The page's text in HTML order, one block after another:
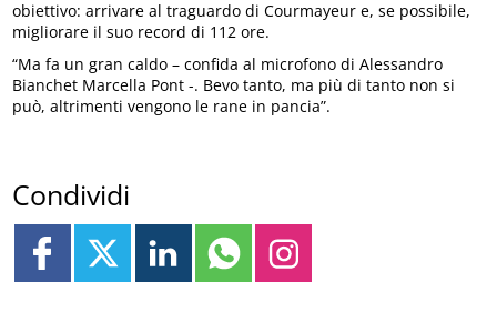
obiettivo: arrivare al traguardo di Courmayeur e, se possibile,
migliorare il suo record di 112 ore.
“Ma fa un gran caldo – confida al microfono di Alessandro
Bianchet Marcella Pont -. Bevo tanto, ma più di tanto non si
può, altrimenti vengono le rane in pancia”.
Condividi